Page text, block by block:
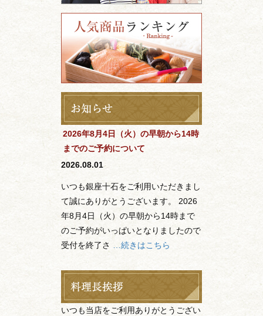
2026年8月4日（火）の早朝から14時
までのご予約について
2026.08.01
いつも銀座十石をご利用いただきまし
て誠にありがとうございます。 2026
年8月4日（火）の早朝から14時まで
のご予約がいっぱいとなりましたので
受付を終了さ
…続きはこちら
いつも当店をご利用ありがとうござい